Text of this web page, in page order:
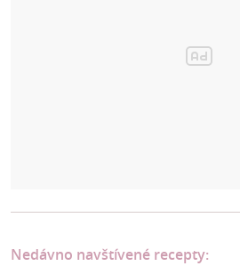
Nedávno navštívené recepty: